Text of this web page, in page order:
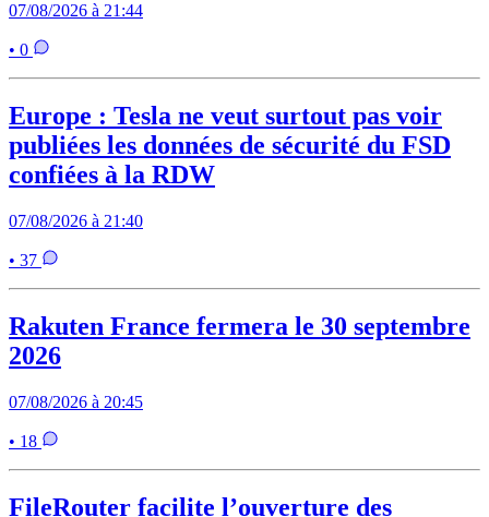
07/08/2026 à 21:44
• 0
Europe : Tesla ne veut surtout pas voir
publiées les données de sécurité du FSD
confiées à la RDW
07/08/2026 à 21:40
• 37
Rakuten France fermera le 30 septembre
2026
07/08/2026 à 20:45
• 18
FileRouter facilite l’ouverture des